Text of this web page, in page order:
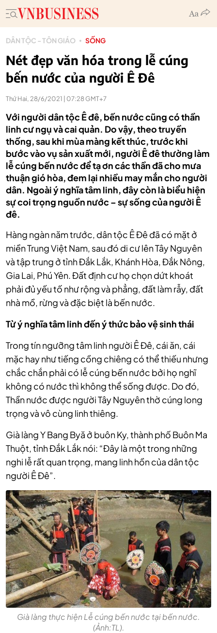
DÂN TỘC - TÔN GIÁO SỐNG
Nét đẹp văn hóa trong lễ cúng
bến nước của người Ê Đê
Thứ Hai, 28/6/2021 | 07:28 GMT+7
Với người dân tộc Ê đê, bến nước cũng có thần
linh cư ngụ và cai quản. Do vậy, theo truyền
thống, sau khi mùa màng kết thúc, trước khi
bước vào vụ sản xuất mới, người Ê đê thường làm
lễ cúng bến nước để tạ ơn các thần đã cho mưa
thuận gió hòa, đem lại nhiều may mắn cho người
dân. Ngoài ý nghĩa tâm linh, đây còn là biểu hiện
sự coi trọng nguồn nước – sự sống của người Ê
đê.
Hàng ngàn năm trước, dân tộc Ê Đê đã có mặt ở
miền Trung Việt Nam, sau đó di cư lên Tây Nguyên
và tập trung ở tỉnh Đắk Lắk, Khánh Hòa, Đắk Nông,
Gia Lai, Phú Yên. Đất định cư họ chọn dứt khoát
phải đủ yếu tố như rộng và phẳng, đất làm rẫy, đất
nhà mồ, rừng và đặc biệt là bến nước.
Từ ý nghĩa tâm linh đến ý thức bảo vệ sinh thái
Trong tín ngưỡng tâm linh người Ê Đê, cái ăn, cái
mặc hay như tiếng cồng chiêng có thể thiếu nhưng
chắc chắn phải có lễ cúng bến nước bởi họ nghĩ
không có nước thì không thể sống được. Do đó,
Thần nước được người Tây Nguyên thờ cúng long
trọng và vô cùng linh thiêng.
Già làng Y Bang Byă ở buôn Ky, thành phố Buôn Ma
Thuột, tỉnh Đắk Lắk nói: “Đây là một trong những
nghi lễ rất quan trọng, mang linh hồn của dân tộc
người Ê Đê”.
Già làng thực hiện Lễ cúng bến nước tại bến nước.
(Ảnh:TL).